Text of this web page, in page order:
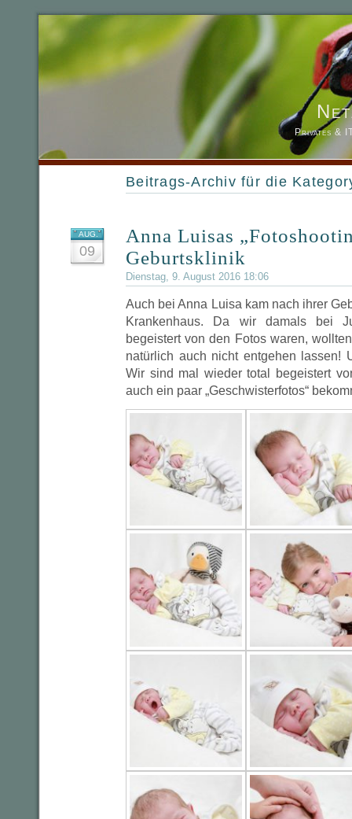
Privates &
Beitrags-Archiv für die
AUG.
09
Anna Luisas
Geburtsklinik
Dienstag, 9. August 2016 18:06
Auch bei Anna Luisa kam nach ihrer
Krankenhaus. Da wir damals bei
begeistert von den Fotos waren,
natürlich auch nicht entgehen lassen!
Wir sind mal wieder total begeistert
auch ein paar „Geschwisterfotos“